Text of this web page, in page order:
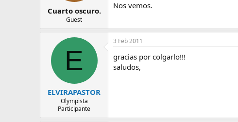
Cuarto oscuro.
Guest
Nos vemos.
E
ELVIRAPASTOR
Olympista
Participante
3 Feb 2011
gracias por colgarlo!!!
saludos,